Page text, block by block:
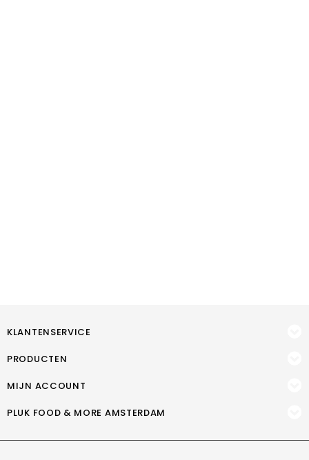
KLANTENSERVICE
PRODUCTEN
MIJN ACCOUNT
PLUK FOOD & MORE AMSTERDAM